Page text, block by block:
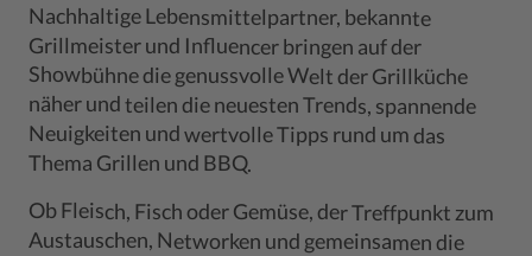
Nachhaltige Lebensmittelpartner, bekannte
Grillmeister und Influencer bringen auf der
Showbühne die genussvolle Welt der Grillküche
näher und teilen die neuesten Trends, spannende
Neuigkeiten und wertvolle Tipps rund um das
Thema Grillen und BBQ.
Ob Fleisch, Fisch oder Gemüse, der Treffpunkt zum
Austauschen, Networken und gemeinsamen die
Leidenschaft des Grillens feiern. Grillen, BBQ und
Outdoorküchen haben ab jetzt eine neue Plattform